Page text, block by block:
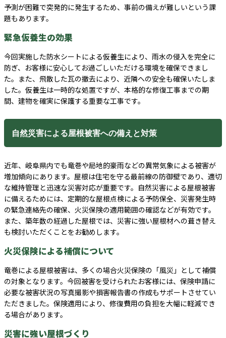
予測が困難で突発的に発生するため、事前の備えが難しいという課
題もあります。
緊急仮養生の効果
今回実施した防水シートによる仮養生により、雨水の侵入を完全に
防ぎ、お客様に安心してお過ごしいただける環境を確保できまし
た。また、飛散した瓦の撤去により、近隣への安全も確保いたしま
した。仮養生は一時的な処置ですが、本格的な修復工事までの期
間、建物を確実に保護する重要な工事です。
自然災害による屋根被害への備えと対策
近年、岐阜県内でも竜巻や局地的豪雨などの異常気象による被害が
増加傾向にあります。屋根は住宅を守る最前線の防御壁であり、適切
な維持管理と迅速な災害対応が重要です。自然災害による屋根被害
に備えるためには、定期的な屋根点検による予防保全、災害発生時
の緊急連絡先の確保、火災保険の適用範囲の確認などが有効です。
また、築年数の経過した屋根では、災害に強い屋根材への葺き替え
も検討いただくことをお勧めします。
火災保険による補償について
竜巻による屋根被害は、多くの場合火災保険の「風災」として補償
の対象となります。今回被害を受けられたお客様には、保険申請に
必要な被害状況の写真撮影や損害報告書の作成もサポートさせてい
ただきました。保険適用により、修復費用の負担を大幅に軽減でき
る場合があります。
災害に強い屋根づくり